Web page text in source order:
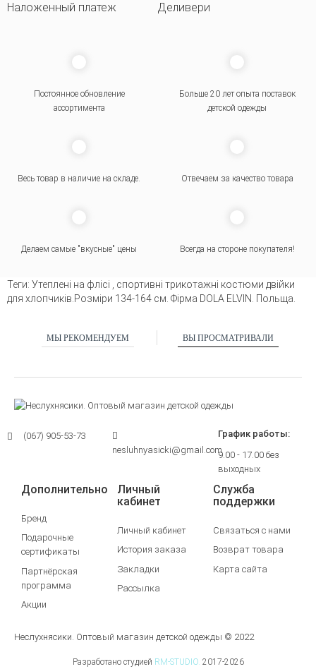
Наложенный платеж
Деливери
Постоянное обновление
ассортимента
Больше 20 лет опыта поставок
детской одежды
Весь товар в наличие на складе. Отвечаем за качество товара
Делаем самые "вкусные" цены Всегда на стороне покупателя!
Теги: Утеплені на флісі , спортивні трикотажні костюми двійки
для хлопчиків.Розміри 134-164 см. Фірма DOLA ELVIN. Польща.
МЫ РЕКОМЕНДУЕМ ВЫ ПРОСМАТРИВАЛИ
(067) 905-53-73
nesluhnyasicki@gmail.com
График работы:
9.00 - 17.00 без
выходных
Дополнительно
Бренд
Подарочные
сертификаты
Партнёрская
программа
Акции
Личный
кабинет
Личный кабинет
История заказа
Закладки
Рассылка
Служба
поддержки
Связаться с нами
Возврат товара
Карта сайта
Неслухнясики. Оптовый магазин детской одежды © 2022
Разработано студией RM-STUDIO. 2017-2026